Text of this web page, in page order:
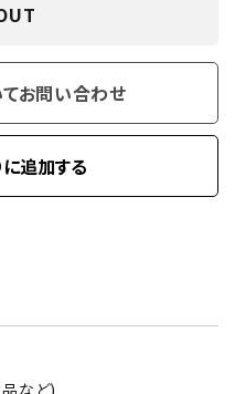
お問い合わせ